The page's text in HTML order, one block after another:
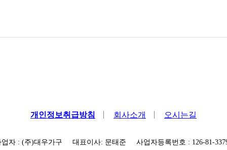
개인정보취급방침 회사소개 오시는길
업자 : (주)대우가구 대표이사: 문태준 사업자등록번호 : 126-81-